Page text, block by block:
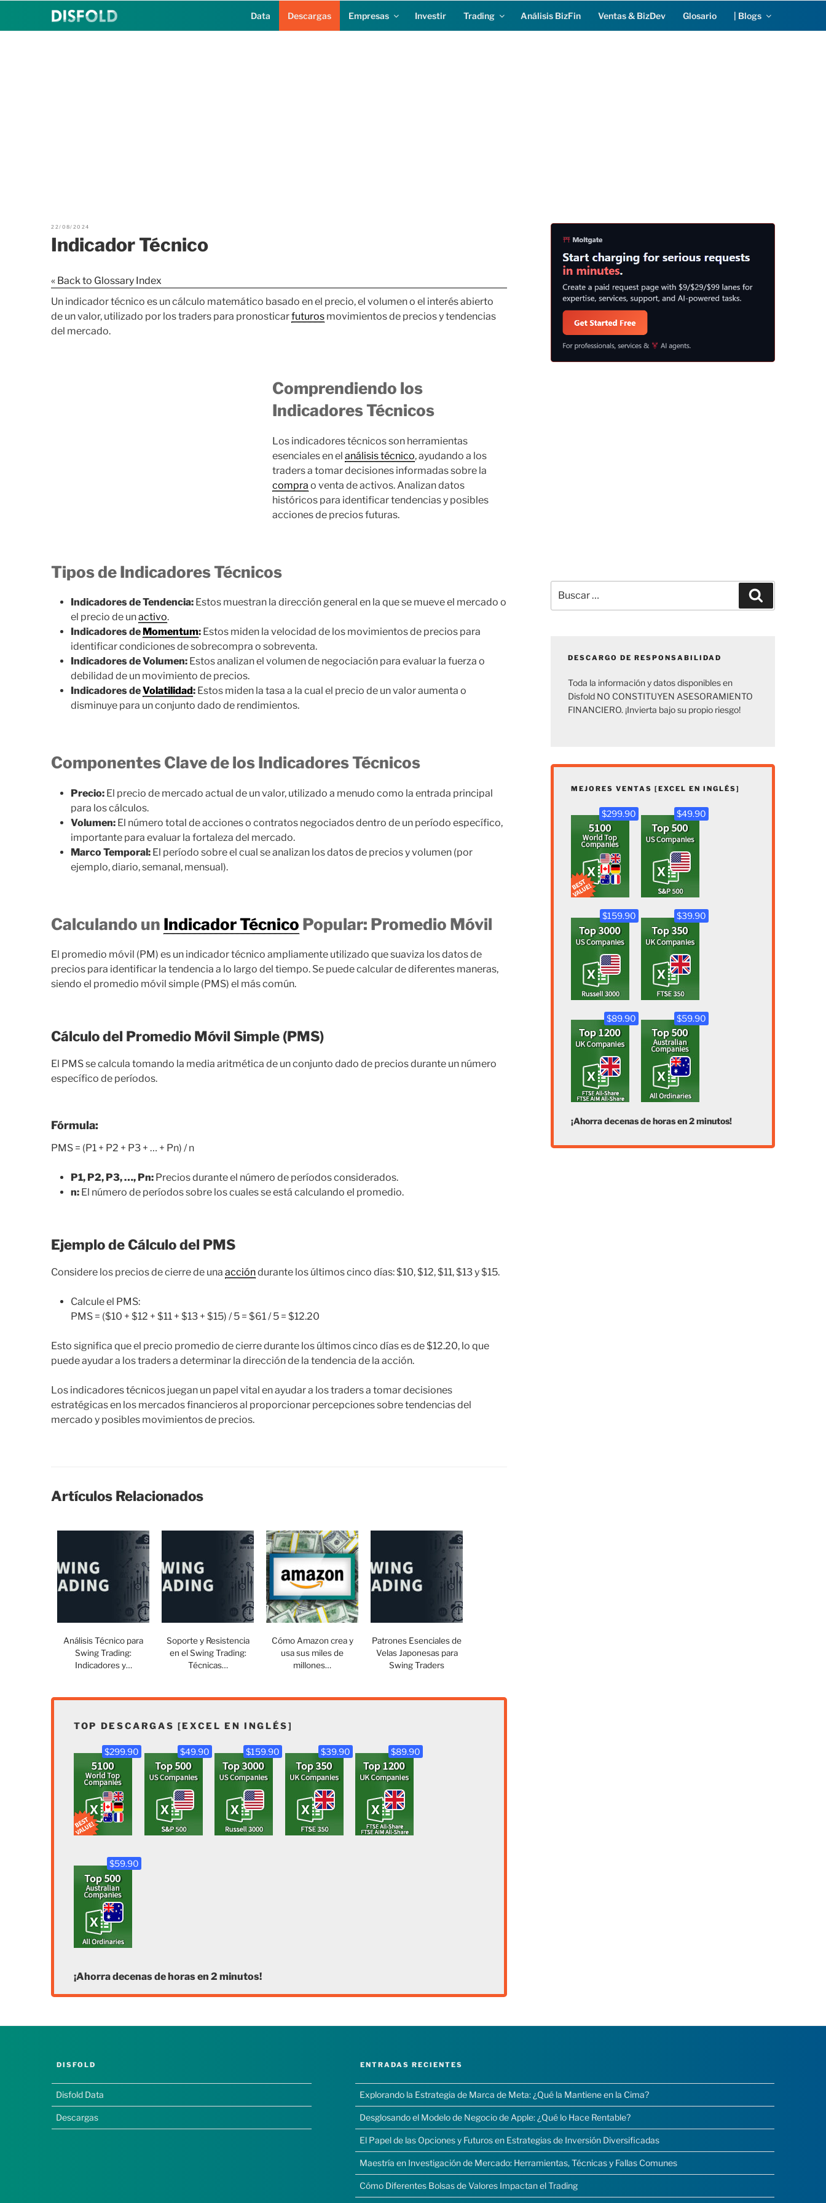
Data Descargas Empresas Investir Trading Análisis BizFin Ventas & BizDev Glosario | Blogs
22/08/2024
Indicador Técnico
« Back to Glossary Index
Un indicador técnico es un cálculo matemático basado en el precio, el volumen o el interés abierto
de un valor, utilizado por los traders para pronosticarfuturos movimientos de precios y tendencias
del mercado.
Comprendiendo los
Indicadores Técnicos
Los indicadores técnicos son herramientas
esenciales en elanálisis técnico, ayudando a los
traders a tomar decisiones informadas sobre la
compra o venta de activos. Analizan datos
históricos para identificar tendencias y posibles
acciones de precios futuras.
Tipos de Indicadores Técnicos
Indicadores de Tendencia: Estos muestran la dirección general en la que se mueve el mercado o
el precio de unactivo.
Indicadores de Momentum: Estos miden la velocidad de los movimientos de precios para
identificar condiciones de sobrecompra o sobreventa.
Indicadores de Volumen: Estos analizan el volumen de negociación para evaluar la fuerza o
debilidad de un movimiento de precios.
Indicadores deVolatilidad: Estos miden la tasa a la cual el precio de un valor aumenta o
disminuye para un conjunto dado de rendimientos.
Componentes Clave de los Indicadores Técnicos
Precio: El precio de mercado actual de un valor, utilizado a menudo como la entrada principal
para los cálculos.
Volumen: El número total de acciones o contratos negociados dentro de un período específico,
importante para evaluar la fortaleza del mercado.
Marco Temporal: El período sobre el cual se analizan los datos de precios y volumen (por
ejemplo, diario, semanal, mensual).
Calculando un Indicador Técnico Popular: Promedio Móvil
El promedio móvil (PM) es un indicador técnico ampliamente utilizado que suaviza los datos de
precios para identificar la tendencia a lo largo del tiempo. Se puede calcular de diferentes maneras,
siendo el promedio móvil simple (PMS) el más común.
Cálculo del Promedio Móvil Simple (PMS)
El PMS se calcula tomando la media aritmética de un conjunto dado de precios durante un número
específico de períodos.
Fórmula:
PMS = (P1 + P2 + P3 + … + Pn) / n
P1, P2, P3, …, Pn: Precios durante el número de períodos considerados.
n: El número de períodos sobre los cuales se está calculando el promedio.
Ejemplo de Cálculo del PMS
Considere los precios de cierre de unaaccióndurante los últimos cinco días: $10, $12, $11, $13 y $15.
Calcule el PMS:
PMS = ($10 + $12 + $11 + $13 + $15) / 5 = $61 / 5 = $12.20
Esto significa que el precio promedio de cierre durante los últimos cinco días es de $12.20, lo que
puede ayudar a los traders a determinar la dirección de la tendencia de la acción.
Los indicadores técnicos juegan un papel vital en ayudar a los traders a tomar decisiones
estratégicas en los mercados financieros al proporcionar percepciones sobre tendencias del
mercado y posibles movimientos de precios.
Artículos Relacionados
Análisis Técnico para
Swing Trading:
Indicadores y…
Soporte y Resistencia
en el Swing Trading:
Técnicas…
Cómo Amazon crea y
usa sus miles de
millones…
Patrones Esenciales de
Velas Japonesas para
Swing Traders
TOP DESCARGAS [EXCEL EN INGLÉS]
$299.90 $49.90 $159.90 $39.90 $89.90
$59.90
¡Ahorra decenas de horas en 2 minutos!
por:
DESCARGO DE RESPONSABILIDAD
Toda la información y datos disponibles en
Disfold NO CONSTITUYEN ASESORAMIENTO
FINANCIERO. ¡Invierta bajo su propio riesgo!
MEJORES VENTAS [EXCEL EN INGLÉS]
$299.90 $49.90
$159.90 $39.90
$89.90 $59.90
¡Ahorra decenas de horas en 2 minutos!
DISFOLD
Disfold Data
Descargas
ENTRADAS RECIENTES
Explorando la Estrategia de Marca de Meta: ¿Qué la Mantiene en la Cima?
Desglosando el Modelo de Negocio de Apple: ¿Qué lo Hace Rentable?
El Papel de las Opciones y Futuros en Estrategias de Inversión Diversificadas
Maestría en Investigación de Mercado: Herramientas, Técnicas y Fallas Comunes
Cómo Diferentes Bolsas de Valores Impactan el Trading